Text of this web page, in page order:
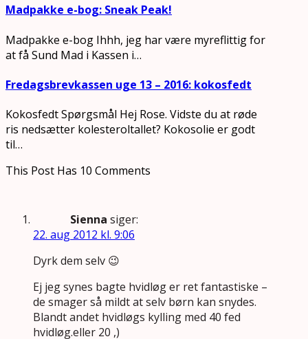
Madpakke e-bog: Sneak Peak!
Madpakke e-bog Ihhh, jeg har være myreflittig for
at få Sund Mad i Kassen i…
Fredagsbrevkassen uge 13 – 2016: kokosfedt
Kokosfedt Spørgsmål Hej Rose. Vidste du at røde
ris nedsætter kolesteroltallet? Kokosolie er godt
til…
This Post Has 10 Comments
Sienna siger:
22. aug 2012 kl. 9:06
Dyrk dem selv 😉
Ej jeg synes bagte hvidløg er ret fantastiske –
de smager så mildt at selv børn kan snydes.
Blandt andet hvidløgs kylling med 40 fed
hvidløg.eller 20 ,)